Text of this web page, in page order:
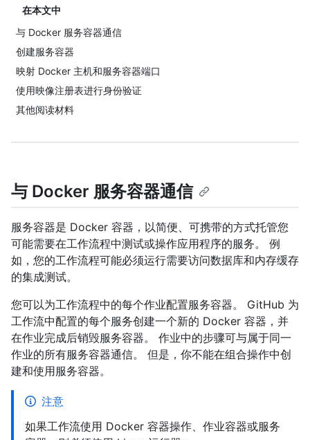
在本文中
与 Docker 服务容器通信
创建服务容器
映射 Docker 主机和服务容器端口
使用映像注册表进行身份验证
其他阅读材料
与 Docker 服务容器通信
服务容器是 Docker 容器，以简便、可携带的方式托管您
可能需要在工作流程中测试或操作应用程序的服务。 例
如，您的工作流程可能必须运行需要访问数据库和内存缓存
的集成测试。
您可以为工作流程中的每个作业配置服务容器。 GitHub 为
工作流中配置的每个服务创建一个新的 Docker 容器，并
在作业完成后销毁服务容器。 作业中的步骤可与属于同一
作业的所有服务容器通信。 但是，你不能在组合操作中创
建和使用服务容器。
注意
如果工作流使用 Docker 容器操作、作业容器或服务